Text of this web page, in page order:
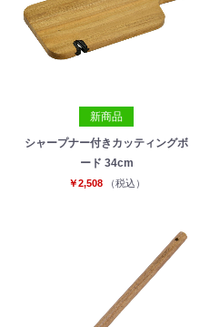
新商品
シャープナー付きカッティングボ
ード 34cm
￥2,508 （税込）